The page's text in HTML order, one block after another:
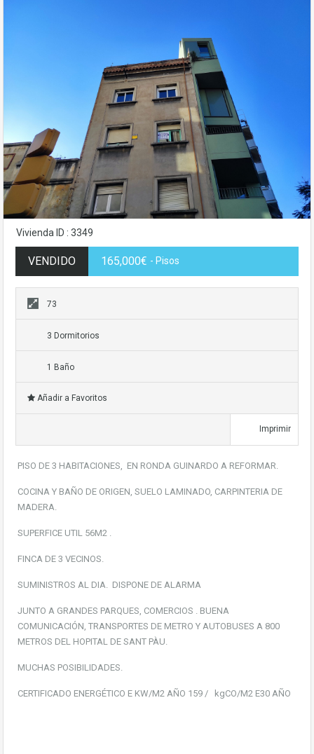
Vivienda ID : 3349
VENDIDO 165,000€ - Pisos
73
3 Dormitorios
1 Baño
Añadir a Favoritos
Imprimir
PISO DE 3 HABITACIONES, EN RONDA GUINARDO A REFORMAR.
COCINA Y BAÑO DE ORIGEN, SUELO LAMINADO, CARPINTERIA DE
MADERA.
SUPERFICE UTIL 56M2 .
FINCA DE 3 VECINOS.
SUMINISTROS AL DIA. DISPONE DE ALARMA
JUNTO A GRANDES PARQUES, COMERCIOS . BUENA
COMUNICACIÓN, TRANSPORTES DE METRO Y AUTOBUSES A 800
METROS DEL HOPITAL DE SANT PÀU.
MUCHAS POSIBILIDADES.
CERTIFICADO ENERGÉTICO E KW/M2 AÑO 159 / kgCO/M2 E30 AÑO